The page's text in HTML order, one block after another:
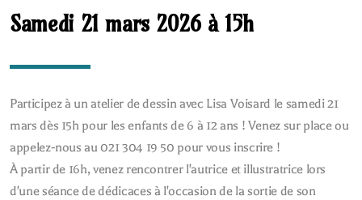
Samedi 21 mars 2026 à 15h
Participez à un atelier de dessin avec Lisa Voisard le samedi 21
mars dès 15h pour les enfants de 6 à 12 ans ! Venez sur place ou
appelez-nous au 021 304 19 50 pour vous inscrire !
À partir de 16h, venez rencontrer l'autrice et illustratrice lors
d'une séance de dédicaces à l'occasion de la sortie de son